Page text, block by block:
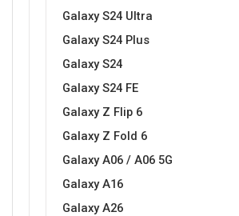
Galaxy S24 Ultra
Galaxy S24 Plus
Galaxy S24
Galaxy S24 FE
Galaxy Z Flip 6
Galaxy Z Fold 6
Galaxy A06 / A06 5G
Galaxy A16
Galaxy A26
Životinjsko carstvo
Svemirska kolekcija